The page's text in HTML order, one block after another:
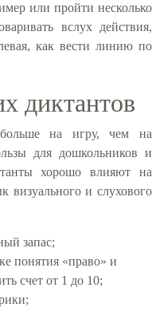
или пройти несколько
вслух действия,
как вести линию по
диктантов
больше на игру, чем на
для дошкольников и
хорошо влияют на
визуального и слухового
запас;
понятия «право» и
счет от 1 до 10;